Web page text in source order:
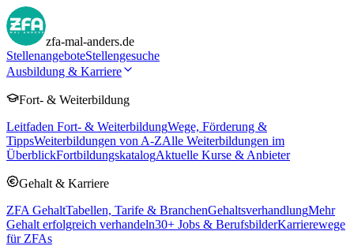
zfa-mal-anders.de
StellenangeboteStellengesuche
Ausbildung & Karriere
Fort- & Weiterbildung
Leitfaden Fort- & WeiterbildungWege, Förderung &
TippsWeiterbildungen von A-ZAlle Weiterbildungen im
ÜberblickFortbildungskatalogAktuelle Kurse & Anbieter
Gehalt & Karriere
ZFA GehaltTabellen, Tarife & BranchenGehaltsverhandlungMehr
Gehalt erfolgreich verhandeln30+ Jobs & BerufsbilderKarrierewege
für ZFAs